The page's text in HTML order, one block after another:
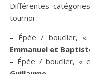
Différentes
tournoi :
– Épée / bouclier, «
Emmanuel et
– Épée / bouclier, «